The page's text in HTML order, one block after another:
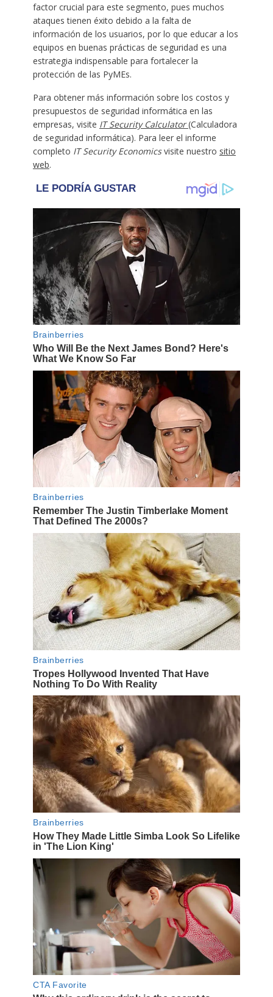
factor crucial para este segmento, pues muchos
ataques tienen éxito debido a la falta de
información de los usuarios, por lo que educar a los
equipos en buenas prácticas de seguridad es una
estrategia indispensable para fortalecer la
protección de las PyMEs.
Para obtener más información sobre los costos y
presupuestos de seguridad informática en las
empresas, visite IT Security Calculator (Calculadora
de seguridad informática). Para leer el informe
completo IT Security Economicsvisite nuestro sitio
web.